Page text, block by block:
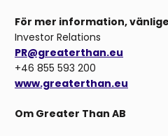
För mer information,
Investor Relations
PR@greaterthan.eu
+46 855 593 200
www.greaterthan.eu
Om Greater Than AB